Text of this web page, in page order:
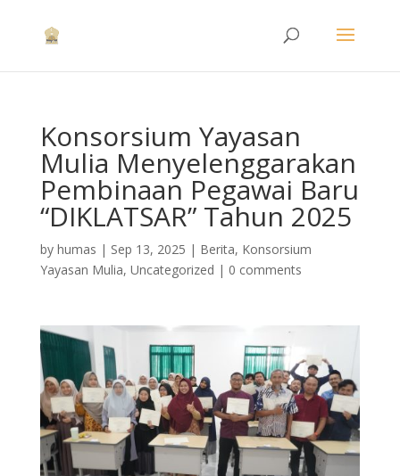
Konsorsium Yayasan
Mulia Menyelenggarakan
Pembinaan Pegawai Baru
“DIKLATSAR” Tahun 2025
by humas | Sep 13, 2025 | Berita, Konsorsium
Yayasan Mulia, Uncategorized | 0 comments